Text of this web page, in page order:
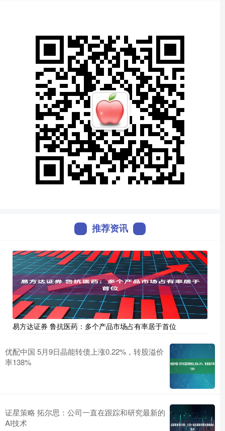
推荐资讯
易方达证券 鲁抗医药：多个产品市场占有率居于首位
优配中国 5月9日晶能转债上涨0.22%，转股溢价
率138%
证星策略 拓尔思：公司一直在跟踪和研究最新的
AI技术